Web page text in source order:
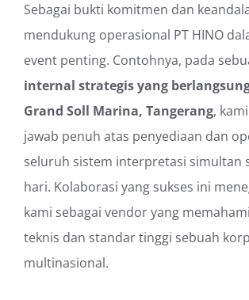
Sebagai bukti komitmen dan
mendukung operasional PT HINO
event penting. Contohnya, pada
internal strategis yang
Grand Soll Marina, Tangerang,
jawab penuh atas penyediaan dan
seluruh sistem interpretasi simultan
hari. Kolaborasi yang sukses ini
kami sebagai vendor yang
teknis dan standar tinggi sebuah
multinasional.